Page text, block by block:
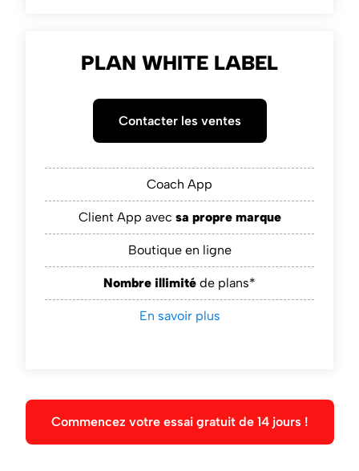
PLAN WHITE LABEL
Contacter les ventes
Coach App
Client App avec sa propre marque
Boutique en ligne
Nombre illimité de plans*
En savoir plus
Commencez votre essai gratuit de 14 jours !